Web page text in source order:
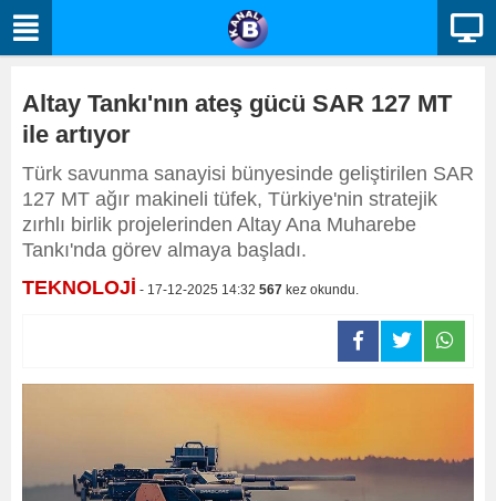
Altay Tankı'nın ateş gücü SAR 127 MT
ile artıyor
Türk savunma sanayisi bünyesinde geliştirilen SAR
127 MT ağır makineli tüfek, Türkiye'nin stratejik
zırhlı birlik projelerinden Altay Ana Muharebe
Tankı'nda görev almaya başladı.
TEKNOLOJİ - 17-12-2025 14:32 567 kez okundu.